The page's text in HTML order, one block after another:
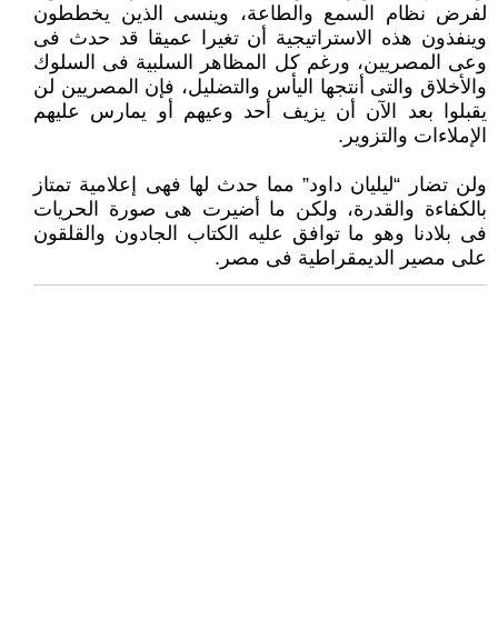
لفرض نظام السمع والطاعة، وينسى الذين يخططون
وينفذون هذه الاستراتيجية أن تغيرا عميقا قد حدث فى
وعى المصريين، ورغم كل المظاهر السلبية فى السلوك
والأخلاق والتى أنتجها اليأس والتضليل، فإن المصريين لن
يقبلوا بعد الآن أن يزيف أحد وعيهم أو يمارس عليهم
الإملاءات والتزوير.
ولن تضار “ليليان داود” مما حدث لها فهى إعلامية تمتاز
بالكفاءة والقدرة، ولكن ما أضيرت هى صورة الحريات
فى بلادنا وهو ما توافق عليه الكتاب الجادون والقلقون
على مصير الديمقراطية فى مصر.